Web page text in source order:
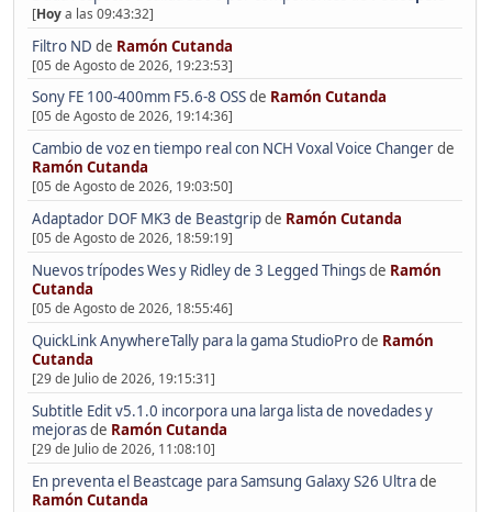
[Hoya las 09:43:32]
Filtro ND de Ramón Cutanda
[05 de Agosto de 2026, 19:23:53]
Sony FE 100-400mm F5.6-8 OSSde Ramón Cutanda
[05 de Agosto de 2026, 19:14:36]
Cambio de voz en tiempo real con NCH Voxal Voice Changerde
Ramón Cutanda
[05 de Agosto de 2026, 19:03:50]
Adaptador DOF MK3 de Beastgripde Ramón Cutanda
[05 de Agosto de 2026, 18:59:19]
Nuevos trípodes Wes y Ridley de 3 Legged Thingsde Ramón
Cutanda
[05 de Agosto de 2026, 18:55:46]
QuickLink AnywhereTally para la gama StudioProde Ramón
Cutanda
[29 de Julio de 2026, 19:15:31]
Subtitle Edit v5.1.0 incorpora una larga lista de novedades y
mejorasde Ramón Cutanda
[29 de Julio de 2026, 11:08:10]
En preventa el Beastcage para Samsung Galaxy S26 Ultrade
Ramón Cutanda